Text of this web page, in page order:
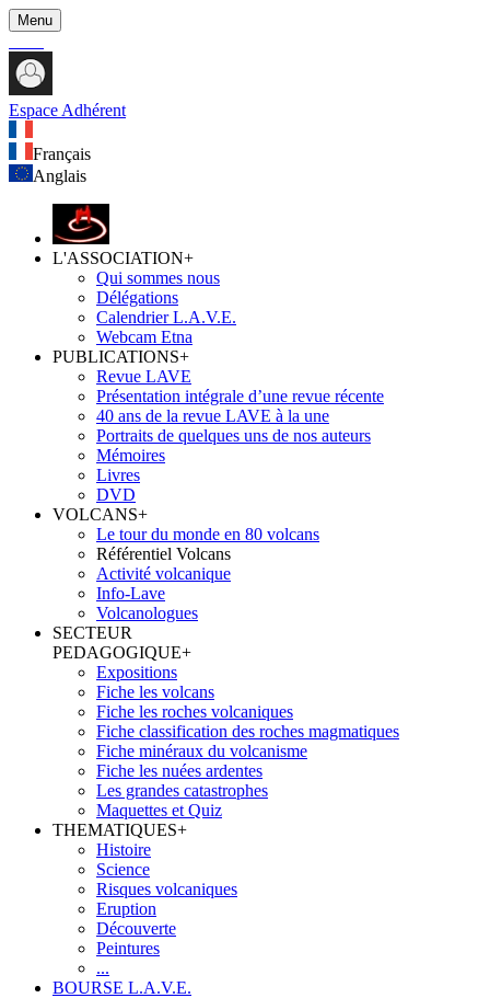
Menu
Espace Adhérent
Français
Anglais
L'ASSOCIATION+
Qui sommes nous
Délégations
Calendrier L.A.V.E.
Webcam Etna
PUBLICATIONS+
Revue LAVE
Présentation intégrale d’une revue récente
40 ans de la revue LAVE à la une
Portraits de quelques uns de nos auteurs
Mémoires
Livres
DVD
VOLCANS+
Le tour du monde en 80 volcans
Référentiel Volcans
Activité volcanique
Info-Lave
Volcanologues
SECTEUR
PEDAGOGIQUE+
Expositions
Fiche les volcans
Fiche les roches volcaniques
Fiche classification des roches magmatiques
Fiche minéraux du volcanisme
Fiche les nuées ardentes
Les grandes catastrophes
Maquettes et Quiz
THEMATIQUES+
Histoire
Science
Risques volcaniques
Eruption
Découverte
Peintures
...
BOURSE L.A.V.E.